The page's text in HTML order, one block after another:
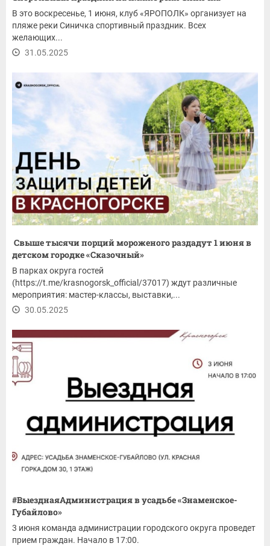
В это воскресенье, 1 июня, клуб «ЯРОПОЛК» организует на
пляже реки Синичка спортивный праздник. Всех
желающих...
31.05.2025
Свыше тысячи порций мороженого раздадут 1 июня в
детском городке «Сказочный»
В парках округа гостей
(https://t.me/krasnogorsk_official/37017) ждут различные
мероприятия: мастер-классы, выставки,...
30.05.2025
#ВыезднаяАдминистрация в усадьбе «Знаменское-
Губайлово»
3 июня команда администрации городского округа проведет
прием граждан. Начало в 17:00.